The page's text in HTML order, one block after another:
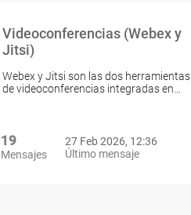
Videoconferencias (Webex y
Jitsi)
Webex y Jitsi son las dos herramientas
de videoconferencias integradas en…
19
Mensajes
27 Feb 2026, 12:36
Último mensaje